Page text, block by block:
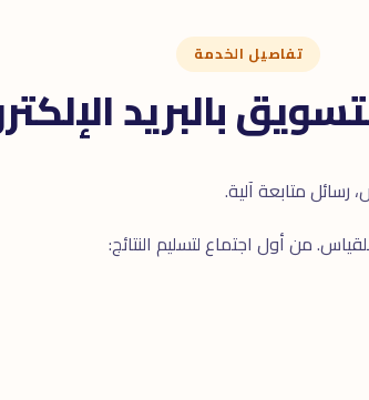
تفاصيل الخدمة
بالبريد
رسائل متابعة آلية.
من أول اجتماع لتسليم النتائج: